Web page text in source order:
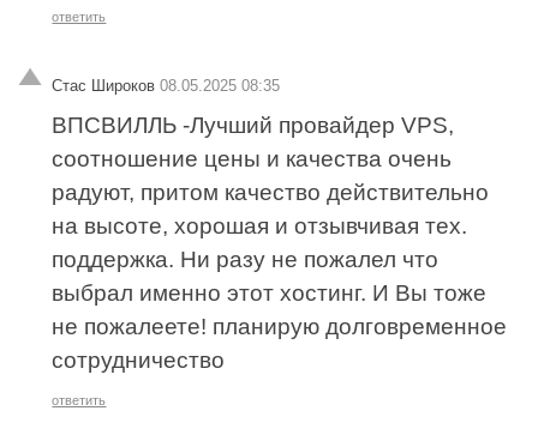
ответить
Стас Широков08.05.2025 08:35
ВПСВИЛЛЬ -Лучший провайдер VPS,
соотношение цены и качества очень
радуют, притом качество действительно
на высоте, хорошая и отзывчивая тех.
поддержка. Ни разу не пожалел что
выбрал именно этот хостинг. И Вы тоже
не пожалеете! планирую долговременное
сотрудничество
ответить